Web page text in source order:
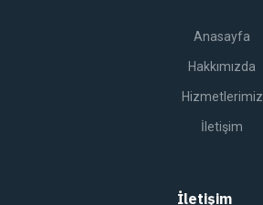
Anasayfa
Hakkımızda
Hizmetlerimiz
İletişim
İletişim